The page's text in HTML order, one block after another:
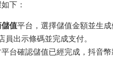
下：
值平台，選擇儲值金額並生成
員出示條碼並完成支付。
台確認儲值已經完成，抖音幣